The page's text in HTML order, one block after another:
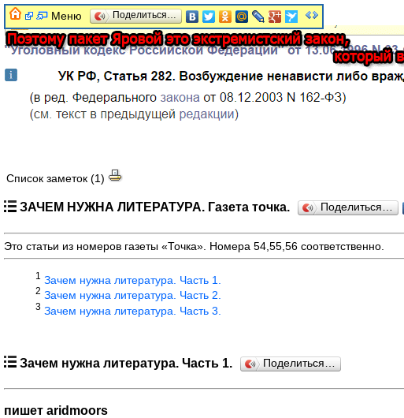
Список заметок (1)
ЗАЧЕМ НУЖНА ЛИТЕРАТУРА. Газета точка. Поделиться…
Это статьи из номеров газеты «Точка». Номера 54,55,56 соответственно.
1 Зачем нужна литература. Часть 1.
2 Зачем нужна литература. Часть 2.
3 Зачем нужна литература. Часть 3.
Зачем нужна литература. Часть 1. Поделиться…
пишет aridmoors
Меню Поделиться…